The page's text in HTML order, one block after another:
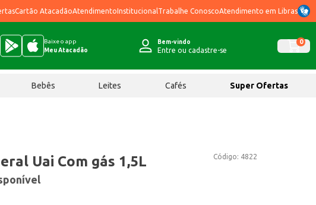
Cartão AtacadãoAtendimentoInstitucional Trabalhe ConoscoAtendimento em Libras
Baixe o app
Meu Atacadão
Bem-vindo
Entre ou cadastre-se
0
Bebês Leites Cafés Super Ofertas
Código: 4822
Uai Com gás 1,5L